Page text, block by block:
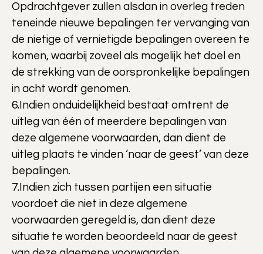
Opdrachtgever zullen alsdan in overleg treden
teneinde nieuwe bepalingen ter vervanging van
de nietige of vernietigde bepalingen overeen te
komen, waarbij zoveel als mogelijk het doel en
de strekking van de oorspronkelijke bepalingen
in acht wordt genomen.
6.Indien onduidelijkheid bestaat omtrent de
uitleg van één of meerdere bepalingen van
deze algemene voorwaarden, dan dient de
uitleg plaats te vinden ‘naar de geest’ van deze
bepalingen.
7.Indien zich tussen partijen een situatie
voordoet die niet in deze algemene
voorwaarden geregeld is, dan dient deze
situatie te worden beoordeeld naar de geest